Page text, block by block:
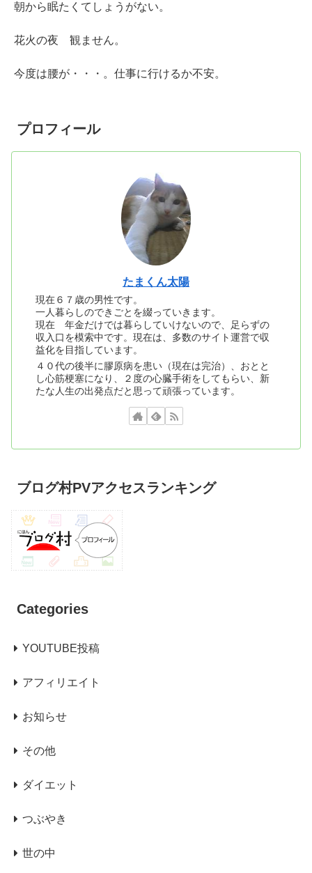
朝から眠たくてしょうがない。
花火の夜 観ません。
今度は腰が・・・。仕事に行けるか不安。
プロフィール
たまくん太陽
現在６７歳の男性です。
一人暮らしのできごとを綴っていきます。
現在 年金だけでは暮らしていけないので、足らずの
収入口を模索中です。現在は、多数のサイト運営で収
益化を目指しています。
４０代の後半に膠原病を患い（現在は完治）、おとと
し心筋梗塞になり、２度の心臓手術をしてもらい、新
たな人生の出発点だと思って頑張っています。
ブログ村PVアクセスランキング
Categories
YOUTUBE投稿
アフィリエイト
お知らせ
その他
ダイエット
つぶやき
世の中